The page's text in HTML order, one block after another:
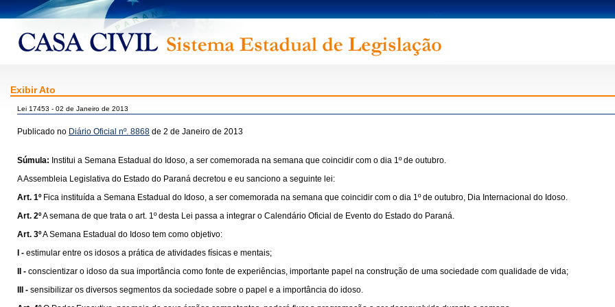
Exibir Ato
Lei 17453 - 02 de Janeiro de 2013
Publicado no Diário Oficial nº. 8868 de 2 de Janeiro de 2013
Súmula: Institui a Semana Estadual do Idoso, a ser comemorada na semana que coincidir com o dia 1º de outubro.
A Assembleia Legislativa do Estado do Paraná decretou e eu sanciono a seguinte lei:
Art. 1º Fica instituída a Semana Estadual do Idoso, a ser comemorada na semana que coincidir com o dia 1º de outubro, Dia Internacional do Idoso.
Art. 2ºA semana de que trata o art. 1º desta Lei passa a integrar o Calendário Oficial de Evento do Estado do Paraná.
Art. 3ºA Semana Estadual do Idoso tem como objetivo:
I - estimular entre os idosos a prática de atividades físicas e mentais;
II - conscientizar o idoso da sua importância como fonte de experiências, importante papel na construção de uma sociedade com qualidade de vida;
III - sensibilizar os diversos segmentos da sociedade sobre o papel e a importância do idoso.